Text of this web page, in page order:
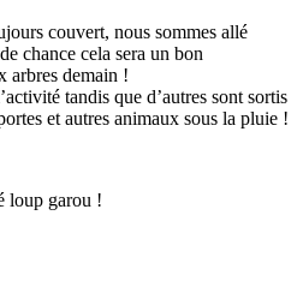
couvert, nous sommes allé
chance cela sera un bon
arbres demain !
tandis que d’autres sont sortis
et autres animaux sous la pluie !
loup garou !